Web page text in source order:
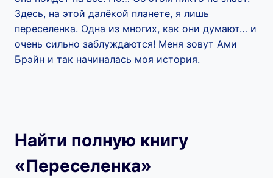
Здесь, на этой далёкой планете, я лишь
переселенка. Одна из многих, как они думают… и
очень сильно заблуждаются! Меня зовут Ами
Брэйн и так начиналась моя история.
Найти полную книгу
«Переселенка»